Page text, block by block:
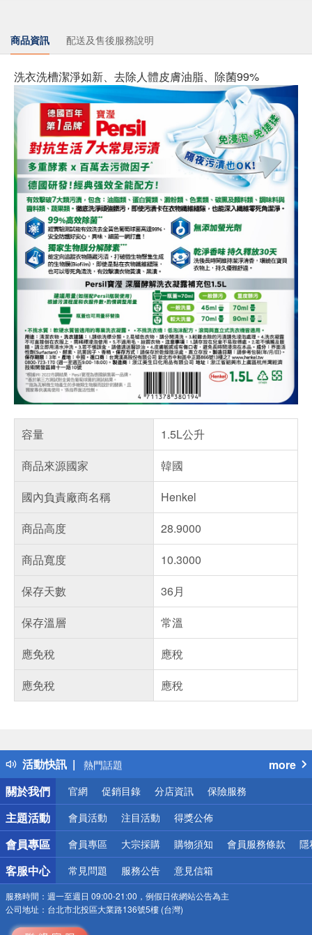
商品資訊 配送及售後服務說明
洗衣洗槽潔淨如新、去除人體皮膚油脂、除菌99%
容量
1.5L公升
商品來源國家
韓國
國內負責廠商名稱
Henkel
商品高度
28.9000
商品寬度
10.3000
保存天數
36月
保存溫層
常溫
應免稅
應稅
應免稅
應稅
活動快訊
得獎公告
熱門話題
銀行優惠
偏遠地區配送
詐騙網頁！請小心！
more
關於我們
官網 促銷目錄 分店資訊 保險服務
主題活動 會員活動 注目活動 得獎公佈
會員專區 會員專區 大宗採購 購物須知 會員服務條款 隱
客服中心 常見問題 服務公告 意見信箱
服務時間： 週一至週日 09:00-21:00，例假日依網站公告為主
公司地址： 台北市北投區大業路136號5樓 (台灣)